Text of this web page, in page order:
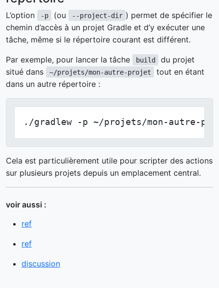
L’option -p (ou --project-dir ) permet de spécifier le
chemin d’accès à un projet Gradle et d’y exécuter une
tâche, même si le répertoire courant est différent.
Par exemple, pour lancer la tâche build
du projet
situé dans
~/projets/mon-autre-projet
tout en étant
dans un autre répertoire :
./gradlew -p ~/projets/mon-autre-
Cela est particulièrement utile pour scripter des actions
sur plusieurs projets depuis un emplacement central.
voir aussi :
ref
ref
discussion